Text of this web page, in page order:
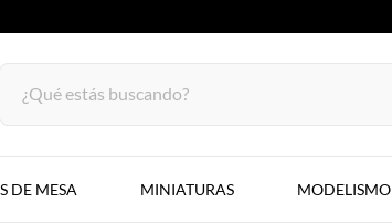
DE MESA MINIATURAS MODELISMO